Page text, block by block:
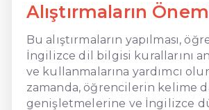
Alıştırmaların
Bu alıştırmaların yapılması,
İngilizce dil bilgisi kurallarını
ve kullanmalarına yardımcı
zamanda, öğrencilerin kelime
genişletmelerine ve İngilizce